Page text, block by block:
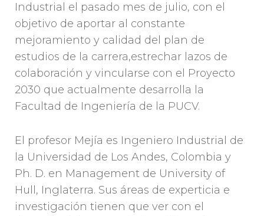
Industrial el pasado mes de julio, con el
objetivo de aportar al constante
mejoramiento y calidad del plan de
estudios de la carrera,estrechar lazos de
colaboración y vincularse con el Proyecto
2030 que actualmente desarrolla la
Facultad de Ingeniería de la PUCV.
El profesor Mejía es Ingeniero Industrial de
la Universidad de Los Andes, Colombia y
Ph. D. en Management de University of
Hull, Inglaterra. Sus áreas de experticia e
investigación tienen que ver con el